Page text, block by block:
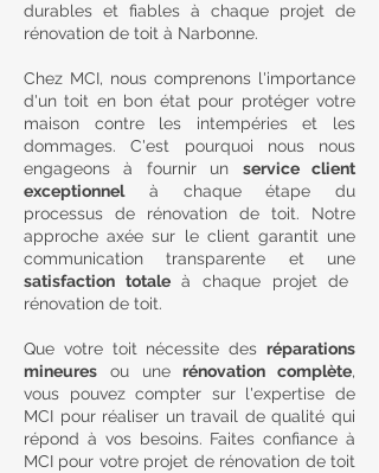
durables et fiables à chaque projet de
rénovation de toit à Narbonne.
Chez MCI, nous comprenons l'importance
d'un toit en bon état pour protéger votre
maison contre les intempéries et les
dommages. C'est pourquoi nous nous
engageons à fournir un service client
exceptionnelà chaque étape du
processus de rénovation de toit. Notre
approche axée sur le client garantit une
communication transparente et une
satisfaction totaleà chaque projet de
rénovation de toit.
Que votre toit nécessite des réparations
mineures ou unerénovation complète,
vous pouvez compter sur l'expertise de
MCI pour réaliser un travail de qualité qui
répond à vos besoins. Faites confiance à
MCI pour votre projet de rénovation de toit